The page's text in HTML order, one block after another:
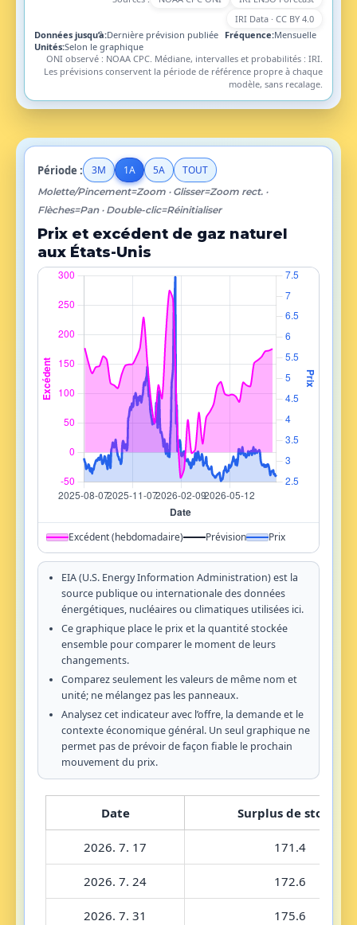
IRI Data · CC BY 4.0
Données jusqu’à:Dernière prévision publiée Fréquence:Mensuelle
Unités:Selon le graphique
ONI observé : NOAA CPC. Médiane, intervalles et probabilités : IRI.
Les prévisions conservent la période de référence propre à chaque
modèle, sans recalage.
Période : 3M 1A 5A TOUT
Molette/Pincement=Zoom · Glisser=Zoom rect. ·
Flèches=Pan · Double-clic=Réinitialiser
Prix et excédent de gaz naturel
aux États-Unis
Excédent (hebdomadaire) Prévision Prix
EIA (U.S. Energy Information Administration) est la
source publique ou internationale des données
énergétiques, nucléaires ou climatiques utilisées ici.
Ce graphique place le prix et la quantité stockée
ensemble pour comparer le moment de leurs
changements.
Comparez seulement les valeurs de même nom et
unité; ne mélangez pas les panneaux.
Analysez cet indicateur avec l’offre, la demande et le
contexte économique général. Un seul graphique ne
permet pas de prévoir de façon fiable le prochain
mouvement du prix.
Date Surplus de stocks
2026. 7. 17 171.4
2026. 7. 24 172.6
2026. 7. 31 175.6